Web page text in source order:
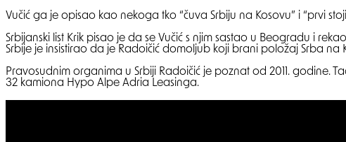
Vučić ga je opisao kao nekoga tko “čuva Srbiju na Kosovu” i “prvi
Srbijanski list Krik pisao je da se Vučić s njim sastao u Beogradu i
Srbije je insistirao da je Radoičić domoljub koji brani položaj Srba
Pravosudnim organima u Srbiji Radoičić je poznat od 2011. godine.
32 kamiona Hypo Alpe Adria Leasinga.